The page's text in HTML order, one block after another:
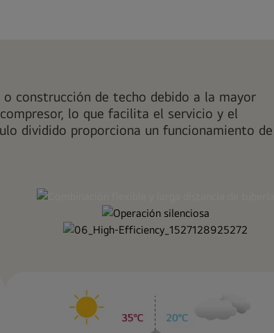
construcción de techo debido a la mayor
lo que facilita el servicio y el
dividido proporciona un funcionamiento